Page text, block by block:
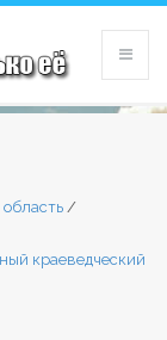
/
краеведческий